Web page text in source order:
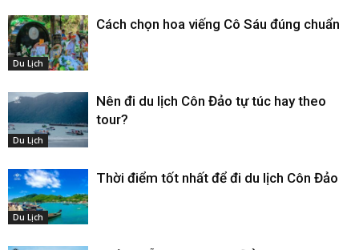
Du Lịch
Cách chọn hoa viếng Cô Sáu đúng chuẩn
Du Lịch
Nên đi du lịch Côn Đảo tự túc hay theo
tour?
Du Lịch
Thời điểm tốt nhất để đi du lịch Côn Đảo